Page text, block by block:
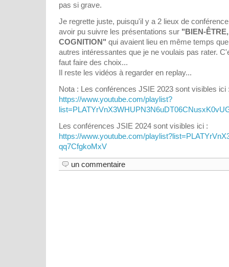
pas si grave.
Je regrette juste, puisqu'il y a 2 lieux de
avoir pu suivre les présentations sur "BIEN-
COGNITION" qui avaient lieu en même temps
autres intéressantes que je ne voulais pas rater.
faut faire des choix...
Il reste les vidéos à regarder en replay...
Nota : Les conférences JSIE 2023 sont visibles ici
https://www.youtube.com/playlist?
Les conférences JSIE 2024 sont visibles ici :
https://www.youtube.com/
qq7CfgkoMxV
un commentaire